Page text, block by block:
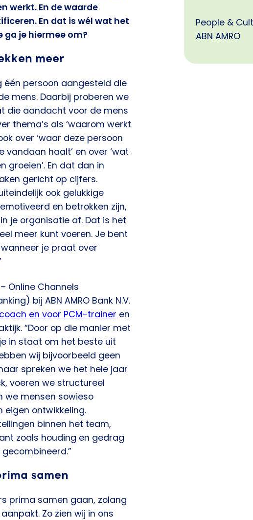
People &
ABN AMRO
werkt. En de waarde
En dat is wél wat het
je hiermee om?
meer
één persoon aangesteld die
mens. Daarbij proberen we
die aandacht voor de mens
thema’s als ‘waarom werkt
over ‘waar deze persoon
vandaan haalt’ en over ‘wat
groeien’. En dat dan in
gericht op cijfers.
ook gelukkige
en betrokken zijn,
je organisatie af. Dat is het
meer kunt voeren. Je bent
je praat over
– Online Channels
bij ABN AMRO Bank N.V.
en voor PCM-trainer en
“Door op die manier met
in staat om het beste uit
wij bijvoorbeeld geen
spreken we het hele jaar
voeren we structureel
we mensen sowieso
ontwikkeling.
binnen het team,
zoals houding en gedrag
samen
prima samen gaan, zolang
Zo zien wij in ons